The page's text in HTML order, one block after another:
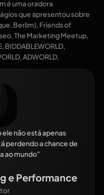
é uma oradora
que apresentou sobre
Berlim), Friends of
The Marketing Meetup,
BIDDABLEWORLD,
ADWORLD,
não está apenas
perdendo a chance de
ao mundo”
e Performance